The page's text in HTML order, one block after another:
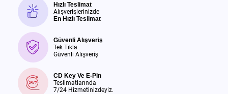
Hızlı Teslimat
Alışverişlerinizde
En Hızlı Teslimat
Güvenli Alışveriş
Tek Tıkla
Güvenli Alışveriş
CD Key Ve E-Pin
Teslimatlarında
7/24 Hizmetinizdeyiz.